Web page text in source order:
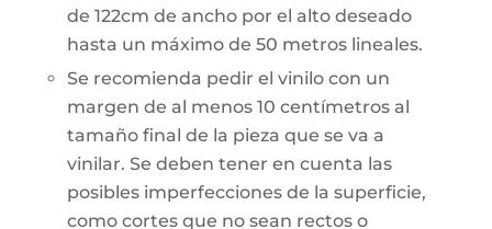
de 122cm de ancho por el alto deseado
hasta un máximo de 50 metros lineales.
Se recomienda pedir el vinilo con un
margen de al menos 10 centímetros al
tamaño final de la pieza que se va a
vinilar. Se deben tener en cuenta las
posibles imperfecciones de la superficie,
como cortes que no sean rectos o